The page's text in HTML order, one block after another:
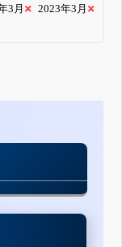
3月
2023年3月